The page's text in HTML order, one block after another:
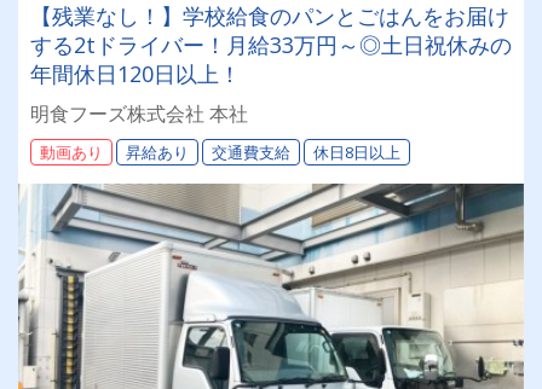
【残業なし！】学校給食のパンとごはんをお届け
する2tドライバー！月給33万円～◎土日祝休みの
年間休日120日以上！
明食フーズ株式会社 本社
動画あり 昇給あり 交通費支給 休日8日以上